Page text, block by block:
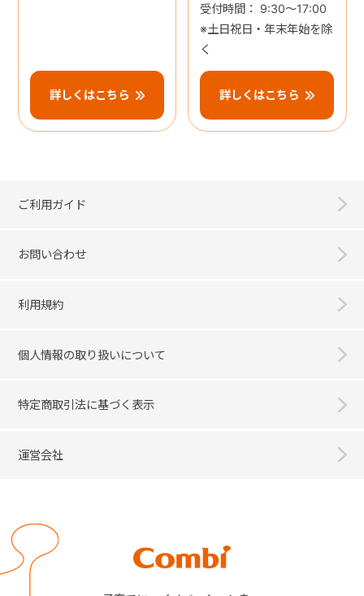
詳しくはこちら
受付時間： 9:30～17:00
※土日祝日・年末年始を除
く
詳しくはこちら
ご利用ガイド
お問い合わせ
利用規約
個人情報の取り扱いについて
特定商取引法に基づく表示
運営会社